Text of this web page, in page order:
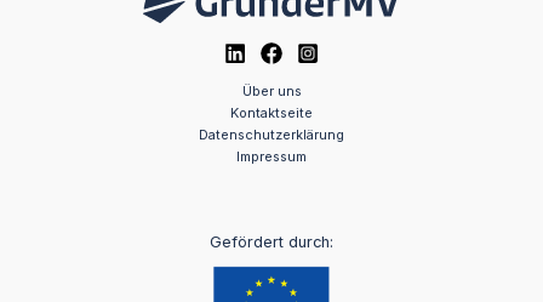
Über uns
Kontaktseite
Datenschutzerklärung
Impressum
Gefördert durch: